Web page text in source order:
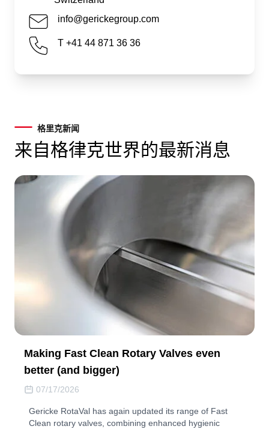
info@gerickegroup.com
T +41 44 871 36 36
格里克新闻
来自格律克世界的最新消息
Making Fast Clean Rotary Valves even
better (and bigger)
07/17/2026
Gericke RotaVal has again updated its range of Fast
Clean rotary valves, combining enhanced hygienic